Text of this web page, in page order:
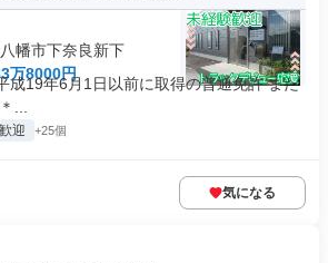
幡市下奈良新下
万8000円
成19年6月1日以前に取得の普通免許 また
...
迎 +25個
気になる